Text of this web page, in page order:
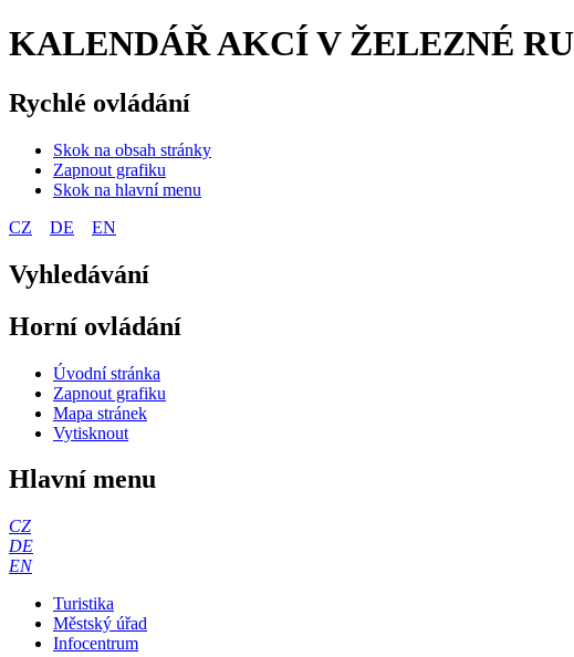
KALENDÁŘ AKCÍ V ŽELEZNÉ
Rychlé ovládání
Skok na obsah stránky
Zapnout grafiku
Skok na hlavní menu
CZ
DE EN
Vyhledávání
Horní ovládání
Úvodní stránka
Zapnout grafiku
Mapa stránek
Vytisknout
Hlavní menu
CZ
DE
EN
Turistika
Městský úřad
Infocentrum